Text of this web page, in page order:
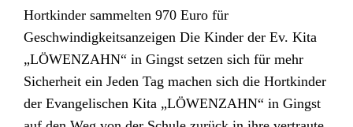
Hortkinder sammelten 970 Euro für
Geschwindigkeitsanzeigen Die Kinder der Ev. Kita
„LÖWENZAHN“ in Gingst setzen sich für mehr
Sicherheit ein Jeden Tag machen sich die Hortkinder
der Evangelischen Kita „LÖWENZAHN“ in Gingst